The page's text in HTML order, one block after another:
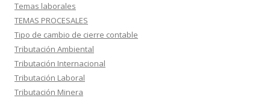
Temas laborales
TEMAS PROCESALES
Tipo de cambio de cierre contable
Tributación Ambiental
Tributación Internacional
Tributación Laboral
Tributación Minera